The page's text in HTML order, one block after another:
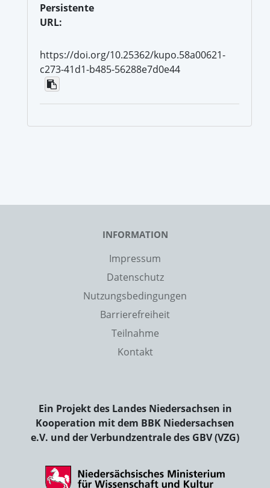
Persistente
URL:
https://doi.org/10.25362/kupo.58a00621-
c273-41d1-b485-56288e7d0e44
INFORMATION
Impressum
Datenschutz
Nutzungsbedingungen
Barrierefreiheit
Teilnahme
Kontakt
Ein Projekt des Landes Niedersachsen in
Kooperation mit dem BBK Niedersachsen
e.V. und der Verbundzentrale des GBV (VZG)